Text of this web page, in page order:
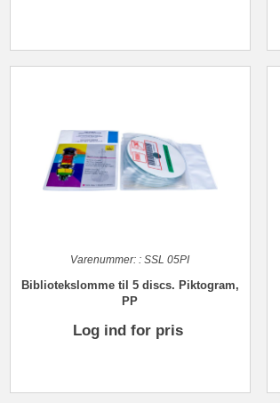
Varenummer: : SSL 05PI
Bibliotekslomme til 5 discs. Piktogram,
PP
Log ind for pris